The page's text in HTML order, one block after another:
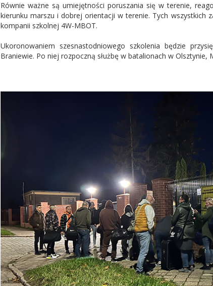
Równie ważne są umiejętności poruszania się w terenie,
kierunku marszu i dobrej orientacji w terenie. Tych wszystkich
kompanii szkolnej 4W-MBOT.
Ukoronowaniem szesnastodniowego szkolenia będzie
Braniewie. Po niej rozpoczną służbę w batalionach w Olsztynie,